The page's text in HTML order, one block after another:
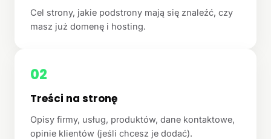
Cel strony, jakie podstrony mają się znaleźć, czy
masz już domenę i hosting.
02
Treści na stronę
Opisy firmy, usług, produktów, dane kontaktowe,
opinie klientów (jeśli chcesz je dodać).